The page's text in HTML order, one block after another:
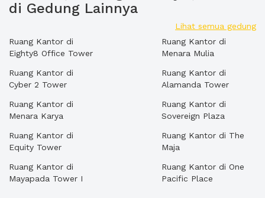
di Gedung Lainnya
Lihat semua gedung
Ruang Kantor di
Eighty8 Office Tower
Ruang Kantor di
Cyber 2 Tower
Ruang Kantor di
Menara Karya
Ruang Kantor di
Equity Tower
Ruang Kantor di
Mayapada Tower I
Ruang Kantor di
Menara Mulia
Ruang Kantor di
Alamanda Tower
Ruang Kantor di
Sovereign Plaza
Ruang Kantor di The
Maja
Ruang Kantor di One
Pacific Place